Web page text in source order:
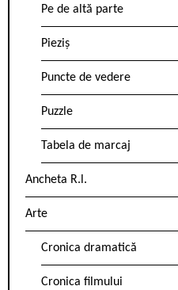
Pe de altă parte
Pieziș
Puncte de vedere
Puzzle
Tabela de marcaj
Ancheta R.l.
Arte
Cronica dramatică
Cronica filmului